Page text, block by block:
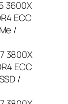
3600X
ECC
/
3800X
ECC
/